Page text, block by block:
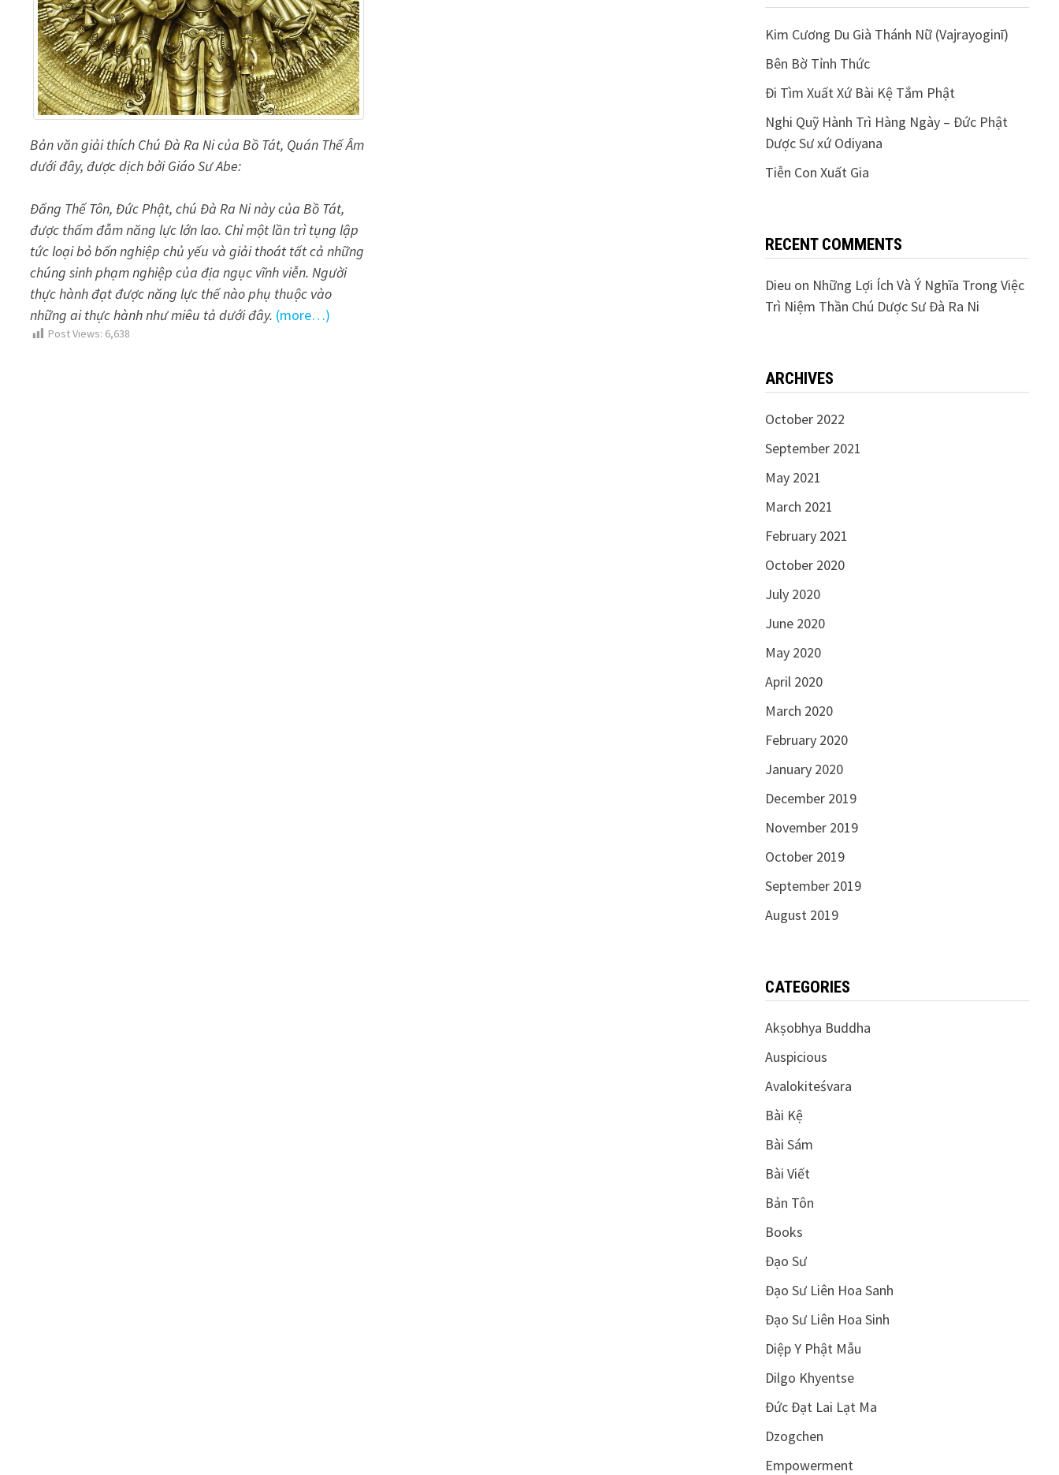
Bản văn giải thích Chú Đà Ra Ni của Bồ Tát, Quán Thế Âm
dưới đây, được dịch bởi Giáo Sư Abe:
Đấng Thế Tôn, Đức Phật, chú Đà Ra Ni này của Bồ Tát,
được thấm đẫm năng lực lớn lao. Chỉ một lần trì tụng lập
tức loại bỏ bốn nghiệp chủ yếu và giải thoát tất cả những
chúng sinh phạm nghiệp của địa ngục vĩnh viễn. Người
thực hành đạt được năng lực thế nào phụ thuộc vào
những ai thực hành như miêu tả dưới đây. (more…)
Post Views: 6,638
Kim Cương Du Già Thánh Nữ (Vajrayoginī)
Bên Bờ Tỉnh Thức
Đi Tìm Xuất Xứ Bài Kệ Tắm Phật
Nghi Quỹ Hành Trì Hàng Ngày – Đức Phật
Dược Sư xứ Odiyana
Tiễn Con Xuất Gia
RECENT COMMENTS
Dieu on Những Lợi Ích Và Ý Nghĩa Trong Việc
Trì Niệm Thần Chú Dược Sư Đà Ra Ni
ARCHIVES
October 2022
September 2021
May 2021
March 2021
February 2021
October 2020
July 2020
June 2020
May 2020
April 2020
March 2020
February 2020
January 2020
December 2019
November 2019
October 2019
September 2019
August 2019
CATEGORIES
Akṣobhya Buddha
Auspicious
Avalokiteśvara
Bài Kệ
Bài Sám
Bài Viết
Bản Tôn
Books
Đạo Sư
Đạo Sư Liên Hoa Sanh
Đạo Sư Liên Hoa Sinh
Diệp Y Phật Mẫu
Dilgo Khyentse
Đức Đạt Lai Lạt Ma
Dzogchen
Empowerment